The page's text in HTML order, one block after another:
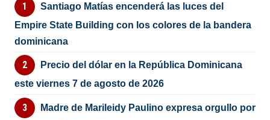
Santiago Matías encenderá las luces del
Empire State Building con los colores de la bandera
dominicana
Precio del dólar en la República Dominicana
este viernes 7 de agosto de 2026
Madre de Marileidy Paulino expresa orgullo por